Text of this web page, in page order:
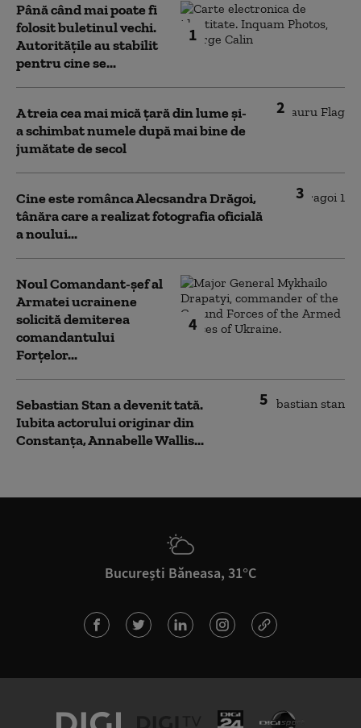
1
Până când mai poate fi
folosit buletinul vechi.
Autoritățile au stabilit
pentru cine se...
2
A treia cea mai mică țară din lume și-
a schimbat numele după mai bine de
jumătate de secol
3
Cine este românca Alecsandra Drăgoi,
tânăra care a realizat fotografia oficială
a noului...
4
Noul Comandant-șef al
Armatei ucrainene
solicită demiterea
comandantului
Forțelor...
5
Sebastian Stan a devenit tată.
Iubita actorului originar din
Constanța, Annabelle Wallis...
București Băneasa, 31°C